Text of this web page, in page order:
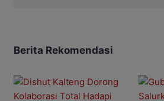
Berita Rekomendasi